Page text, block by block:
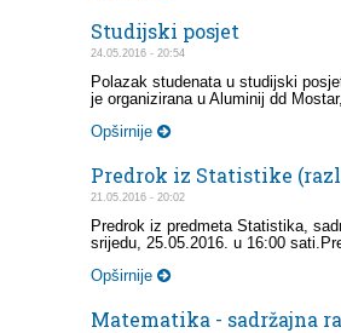
Studijski posjet
24.05.2016 - 20:54
Polazak studenata u studijski
je organizirana u Aluminij dd
Opširnije
Predrok iz Statistike
21.05.2016 - 20:02
Predrok iz predmeta Statistika,
srijedu, 25.05.2016. u 16:00
Opširnije
Matematika - sadržajna